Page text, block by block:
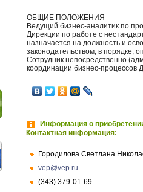
ОБЩИЕ ПОЛОЖЕНИЯ
Ведущий бизнес-аналитик по
Дирекции по работе с
назначается на должность и
законодательством, в порядке,
Сотрудник непосредственно
координации бизнес-процессов
Информация о
Контактная информация:
Городилова Светлана
vep@vep.ru
(343) 379-01-69